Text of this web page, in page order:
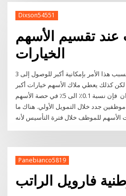
Dixson54551
عند تقسيم الأسهم
الخيارات
3 أيار (مايو) 2020 يمكن أن يتسبب هذا الأمر بإمكانية أكبر للوصول إلى
كذلك يعطي ملاك الأسهم خيارات أكبر
لبيع ممتلكاتهم الأصغر و هذان فإن نسبة 0.1٪ الى 5٪ في حصة الأسهم
جدد خلال التمويل الأولي. هناك ما
Panebianco5819
فارويل الراتب